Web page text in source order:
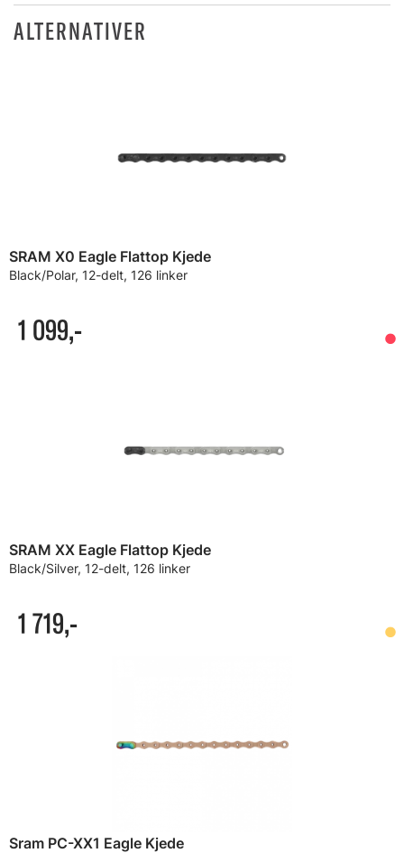
ALTERNATIVER
SRAM X0 Eagle Flattop Kjede
Black/Polar, 12-delt, 126 linker
1 099,-
SRAM XX Eagle Flattop Kjede
Black/Silver, 12-delt, 126 linker
1 719,-
Sram PC-XX1 Eagle Kjede